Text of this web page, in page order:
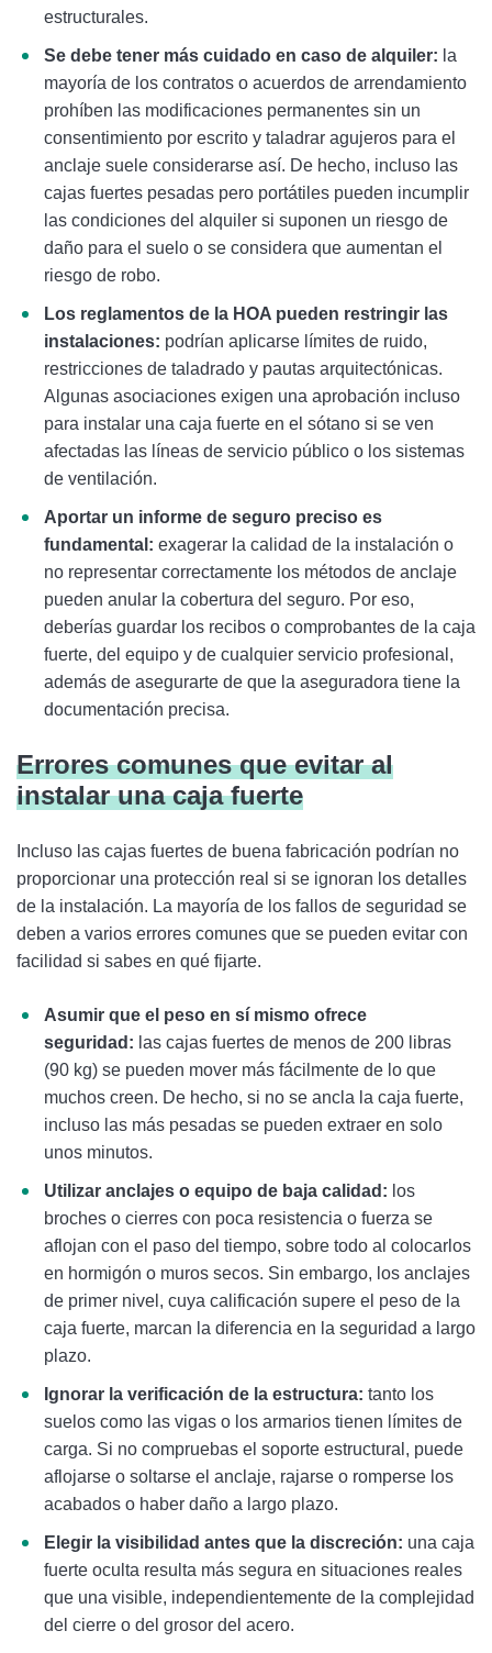
estructurales.
Se debe tener más cuidado en caso de alquiler: la
mayoría de los contratos o acuerdos de arrendamiento
prohíben las modificaciones permanentes sin un
consentimiento por escrito y taladrar agujeros para el
anclaje suele considerarse así. De hecho, incluso las
cajas fuertes pesadas pero portátiles pueden incumplir
las condiciones del alquiler si suponen un riesgo de
daño para el suelo o se considera que aumentan el
riesgo de robo.
Los reglamentos de la HOA pueden restringir las
instalaciones: podrían aplicarse límites de ruido,
restricciones de taladrado y pautas arquitectónicas.
Algunas asociaciones exigen una aprobación incluso
para instalar una caja fuerte en el sótano si se ven
afectadas las líneas de servicio público o los sistemas
de ventilación.
Aportar un informe de seguro preciso es
fundamental: exagerar la calidad de la instalación o
no representar correctamente los métodos de anclaje
pueden anular la cobertura del seguro. Por eso,
deberías guardar los recibos o comprobantes de la caja
fuerte, del equipo y de cualquier servicio profesional,
además de asegurarte de que la aseguradora tiene la
documentación precisa.
Errores comunes que evitar al
instalar una caja fuerte
Incluso las cajas fuertes de buena fabricación podrían no
proporcionar una protección real si se ignoran los detalles
de la instalación. La mayoría de los fallos de seguridad se
deben a varios errores comunes que se pueden evitar con
facilidad si sabes en qué fijarte.
Asumir que el peso en sí mismo ofrece
seguridad: las cajas fuertes de menos de 200 libras
(90 kg) se pueden mover más fácilmente de lo que
muchos creen. De hecho, si no se ancla la caja fuerte,
incluso las más pesadas se pueden extraer en solo
unos minutos.
Utilizar anclajes o equipo de baja calidad: los
broches o cierres con poca resistencia o fuerza se
aflojan con el paso del tiempo, sobre todo al colocarlos
en hormigón o muros secos. Sin embargo, los anclajes
de primer nivel, cuya calificación supere el peso de la
caja fuerte, marcan la diferencia en la seguridad a largo
plazo.
Ignorar la verificación de la estructura: tanto los
suelos como las vigas o los armarios tienen límites de
carga. Si no compruebas el soporte estructural, puede
aflojarse o soltarse el anclaje, rajarse o romperse los
acabados o haber daño a largo plazo.
Elegir la visibilidad antes que la discreción: una caja
fuerte oculta resulta más segura en situaciones reales
que una visible, independientemente de la complejidad
del cierre o del grosor del acero.